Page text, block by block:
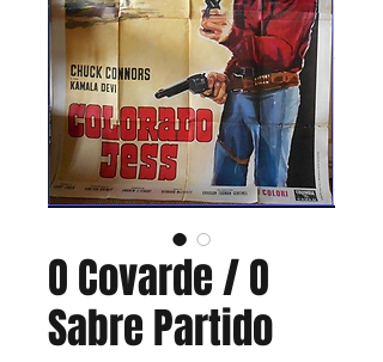
O Covarde / O
Sabre Partido